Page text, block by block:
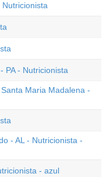
PA - Nutricionista
Maria Madalena -
- AL - Nutricionista -
- azul